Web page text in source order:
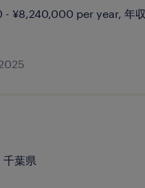
- ¥8,240,000 per year, 年
千葉県